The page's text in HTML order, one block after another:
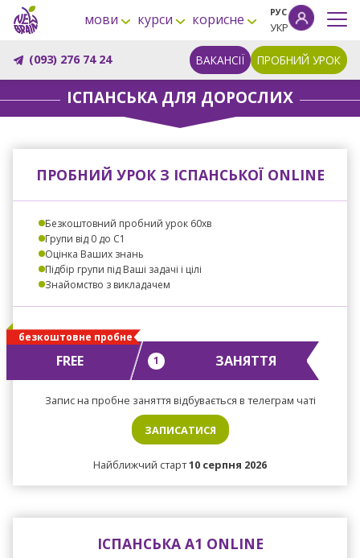
мови курси корисне РУС
УКР
(093) 276 74 24 ВАКАНСІЇ ПРОБНИЙ УРОК
ІСПАНСЬКА ДЛЯ ДОРОСЛИХ
ПРОБНИЙ УРОК З ІСПАНСЬКОЇ ONLINE
Безкоштовний пробний урок 60хв
Групи від 0 до С1
Оцінка Ваших знань
Підбір групи під Ваші задачі і цілі
Знайомство з викладачем
безкоштовне пробне
FREE 1 ЗАНЯТТЯ
Запис на пробне заняття відбувається в телеграм чаті
ЗАПИСАТИСЯ
Найближчий старт10 серпня 2026
ІСПАНСЬКА А1 ONLINE